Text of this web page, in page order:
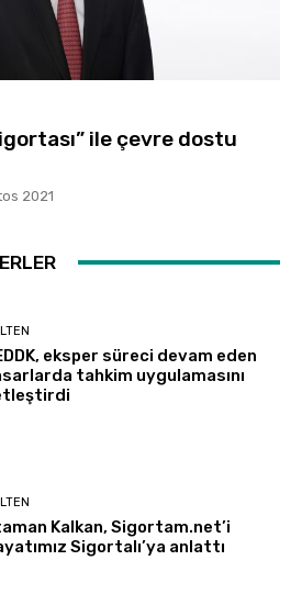
ile çevre dostu
2021
eksper süreci devam eden
tahkim uygulamasını
Kalkan, Sigortam.net’i
Sigortalı’ya anlattı